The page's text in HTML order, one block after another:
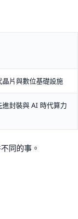
片與數位基礎設施
封裝與 AI 時代算力
同的事。